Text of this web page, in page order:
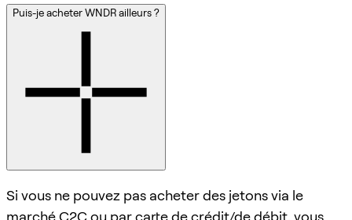
Puis-je acheter WNDR ailleurs ?
Si vous ne pouvez pas acheter des jetons via le
marché C2C ou par carte de crédit/de débit, vous